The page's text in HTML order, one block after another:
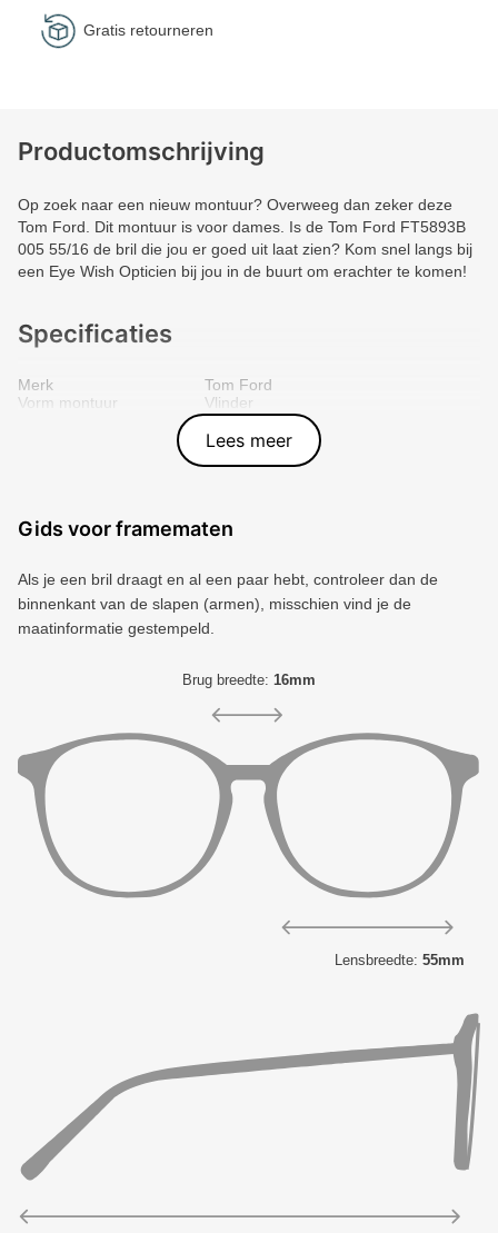
Gratis retourneren
Productomschrijving
Op zoek naar een nieuw montuur? Overweeg dan zeker deze
Tom Ford. Dit montuur is voor dames. Is de Tom Ford FT5893B
005 55/16 de bril die jou er goed uit laat zien? Kom snel langs bij
een Eye Wish Opticien bij jou in de buurt om erachter te komen!
Specificaties
Merk
Tom Ford
Vorm montuur
Vlinder
Bruin
Plastic
Lees meer
Gids voor framematen
Als je een bril draagt ​​en al een paar hebt, controleer dan de
binnenkant van de slapen (armen), misschien vind je de
maatinformatie gestempeld.
Brug breedte: 16mm
Lensbreedte: 55mm